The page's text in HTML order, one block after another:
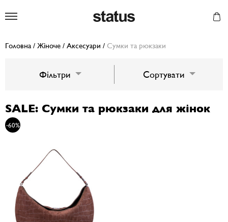
Головна / Жіноче / Аксесуари / Сумки та рюкзаки
SALE: Сумки та рюкзаки для жінок
-60%
Фільтри Сортувати